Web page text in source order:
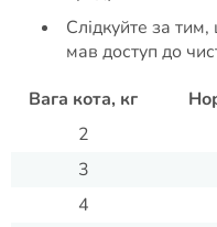
Слідкуйте за
мав доступ до
Вага кота, кг
2
3
4